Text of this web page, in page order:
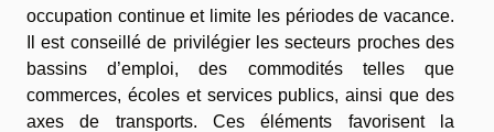
occupation continue et limite les périodes de vacance.
Il est conseillé de privilégier les secteurs proches des
bassins d’emploi, des commodités telles que
commerces, écoles et services publics, ainsi que des
axes de transports. Ces éléments favorisent la